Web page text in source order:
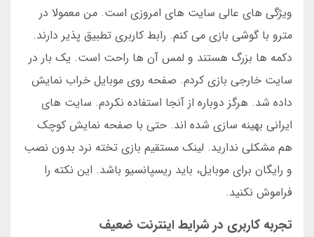
ویژگی های عالی سایت های امروزی است. من معمولا در
مترو با گوشی بازی می کنم. رابط کاربری تطبیق پذیر دارند.
دکمه ها بزرگ هستند و لمس آن ها راحت است. یک بار در
سایت خارجی بازی کردم. صفحه روی موبایل خراب نمایش
داده شد. هرگز دوباره از آنجا استفاده نکردم. سایت های
ایرانی بهینه سازی شده اند. حتی با صفحه نمایش کوچک
هم مشکلی ندارید. لینک مستقیم بازی تخته نرد بدون نصب
و رایگان برای موبایل، باید ریسپانسیو باشد. این نکته را
فراموش نکنید.
تجربه کاربری در شرایط اینترنت ضعیف